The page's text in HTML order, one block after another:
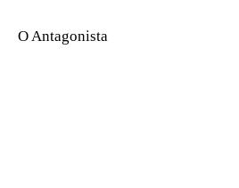
O Antagonista